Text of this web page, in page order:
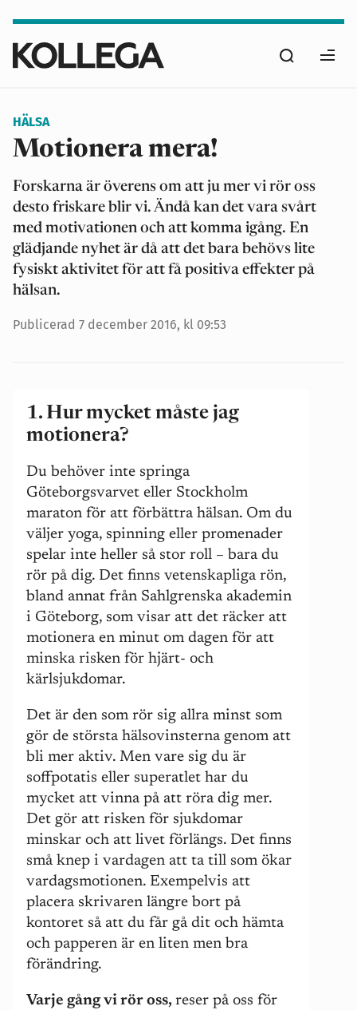
huvudinnehåll
Sök
HÄLSA
Motionera mera!
Forskarna är överens om att ju mer vi rör oss
desto friskare blir vi. Ändå kan det vara svårt
med motivationen och att komma igång. En
glädjande nyhet är då att det bara behövs lite
fysiskt aktivitet för att få positiva effekter på
hälsan.
Publicerad 7 december 2016, kl 09:53
1. Hur mycket måste jag
motionera?
Du behöver inte springa
Göteborgsvarvet eller Stockholm
maraton för att förbättra hälsan. Om du
väljer yoga, spinning eller promenader
spelar inte heller så stor roll – bara du
rör på dig. Det finns vetenskapliga rön,
bland annat från Sahlgrenska akademin
i Göteborg, som visar att det räcker att
motionera en minut om dagen för att
minska risken för hjärt- och
kärlsjukdomar.
Det är den som rör sig allra minst som
gör de största hälsovinsterna genom att
bli mer aktiv. Men vare sig du är
soffpotatis eller superatlet har du
mycket att vinna på att röra dig mer.
Det gör att risken för sjukdomar
minskar och att livet förlängs. Det finns
små knep i vardagen att ta till som ökar
vardagsmotionen. Exempelvis att
placera skrivaren längre bort på
kontoret så att du får gå dit och hämta
och papperen är en liten men bra
förändring.
Varje gång vi rör oss, reser på oss för